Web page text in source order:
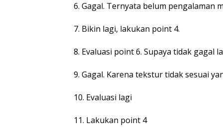
6. Gagal. Ternyata belum
7. Bikin lagi, lakukan point 4.
8. Evaluasi point 6. Supaya tidak gagal
9. Gagal. Karena tekstur tidak sesuai
10. Evaluasi lagi
11. Lakukan point 4